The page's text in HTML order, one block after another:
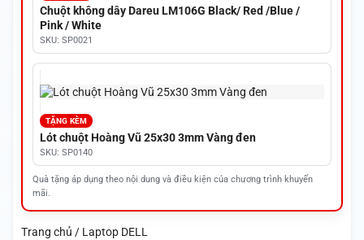
Chuột không dây Dareu LM106G Black/ Red /Blue /
Pink / White
SKU: SP0021
TẶNG KÈM
Lót chuột Hoàng Vũ 25x30 3mm Vàng đen
SKU: SP0140
Quà tặng áp dụng theo nội dung và điều kiện của chương trình khuyến
mãi.
Trang chủ / Laptop DELL